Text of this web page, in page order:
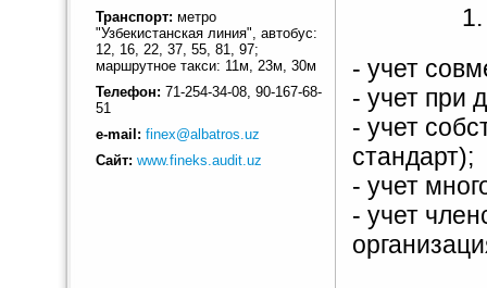
Транспорт: метро
"Узбекистанская линия", автобус:
12, 16, 22, 37, 55, 81, 97;
маршрутное такси: 11м, 23м, 30м
Телефон: 71-254-34-08, 90-167-68-
51
e-mail: finex@albatros.uz
Сайт: www.fineks.audit.uz
- учет
- учет при
- учет
стандарт);
- учет
- учет